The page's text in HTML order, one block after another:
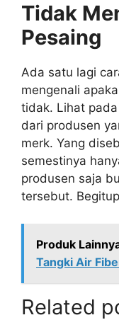
Tidak
Pesaing
Ada satu lagi
mengenali
tidak. Lihat
dari produsen
merk. Yang
semestinya
produsen saja
tersebut.
Produk
Tangki Air
Related